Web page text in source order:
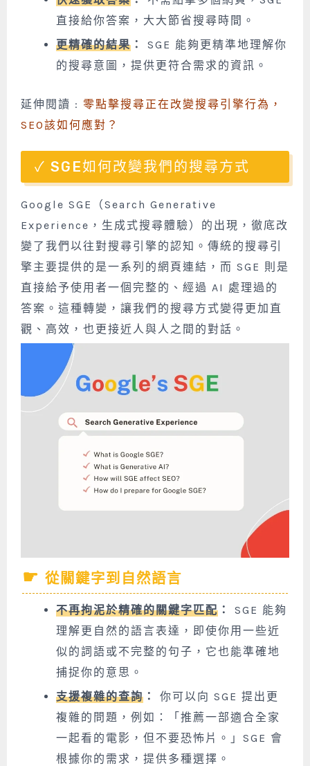
直接給你答案，大大節省搜尋時間。
更精確的結果 ：
SGE 能夠更精準地理解你
的搜尋意圖，提供更符合需求的資訊。
延伸閱讀 : 零點擊搜尋正在改變搜尋引擎行為，
SEO該如何應對？
SGE如何改變我們的搜尋方式
Google SGE（Search Generative
Experience，生成式搜尋體驗）的出現，徹底改
變了我們以往對搜尋引擎的認知。傳統的搜尋引
擎主要提供的是一系列的網頁連結，而 SGE 則是
直接給予使用者一個完整的、經過 AI 處理過的
答案。這種轉變，讓我們的搜尋方式變得更加直
觀、高效，也更接近人與人之間的對話。
從關鍵字到自然語言
不再拘泥於精確的關鍵字匹配 ：
SGE 能夠
理解更自然的語言表達，即使你用一些近
似的詞語或不完整的句子，它也能準確地
捕捉你的意思。
支援複雜的查詢 ：
你可以向 SGE 提出更
複雜的問題，例如：「推薦一部適合全家
一起看的電影，但不要恐怖片。」SGE 會
根據你的需求，提供多種選擇。